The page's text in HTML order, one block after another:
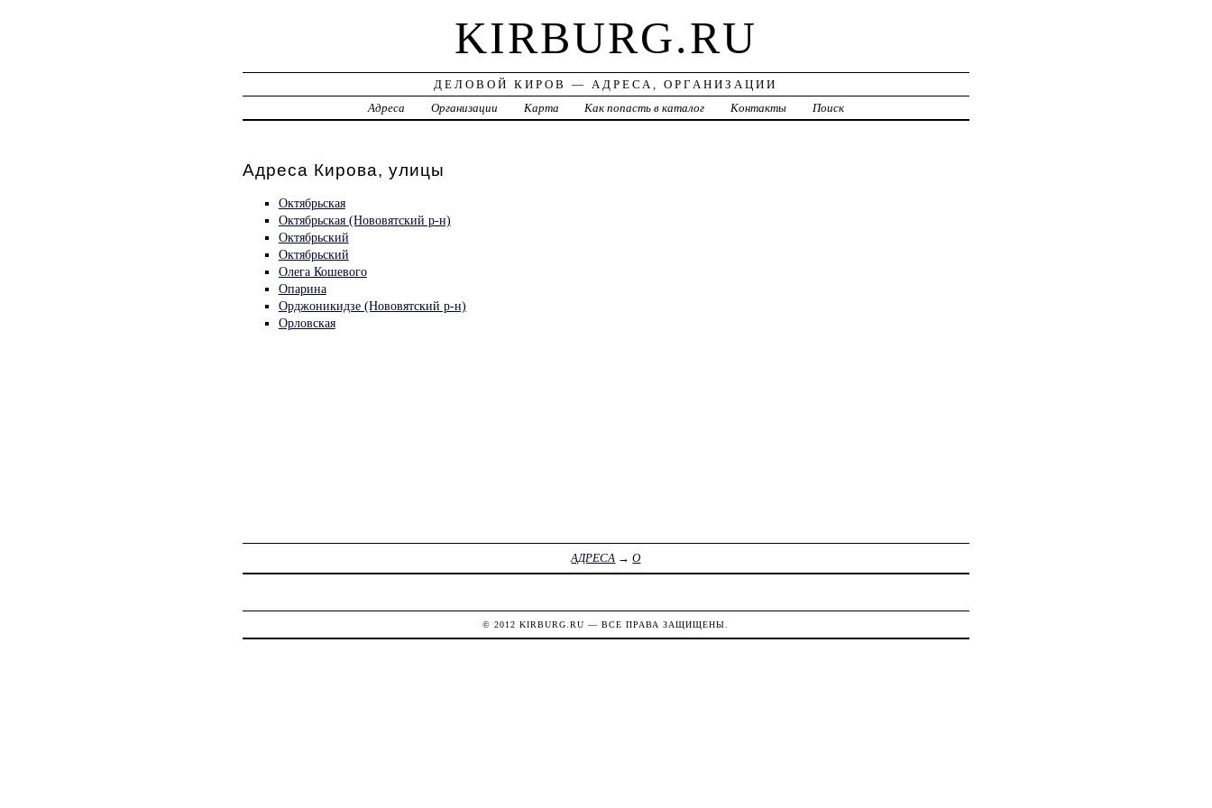
KIRBURG.RU
ДЕЛОВОЙ КИРОВ — АДРЕСА, ОРГАНИЗАЦИИ
Адреса
Организации Карта Как попасть в каталог Контакты Поиск
Адреса Кирова, улицы
Октябрьская
Октябрьская (Нововятский р-н)
Октябрьский
Октябрьский
Олега Кошевого
Опарина
Орджоникидзе (Нововятский р-н)
Орловская
АДРЕСА →О
© 2012KIRBURG.RU — ВСЕ ПРАВА ЗАЩИЩЕНЫ.